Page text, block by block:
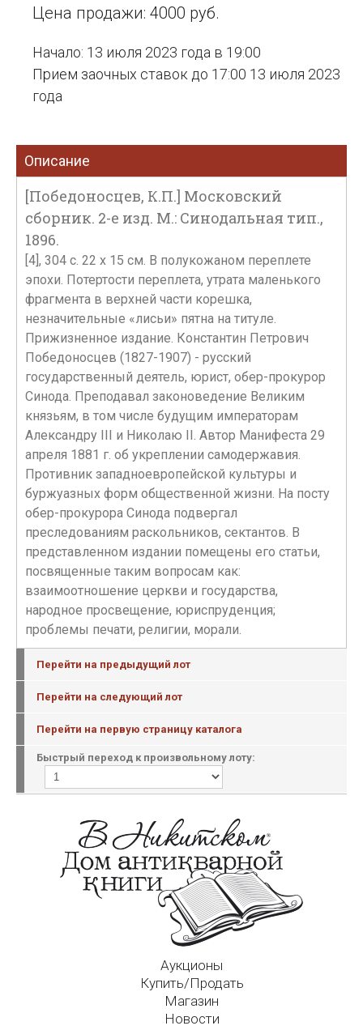
Цена продажи: 4000 руб.
Начало: 13 июля 2023 года в 19:00
Прием заочных ставок до 17:00 13 июля 2023
года
Описание
[Победоносцев, К.П.] Московский
сборник. 2-е изд. М.: Синодальная тип.,
1896.
[4], 304 с. 22 х 15 см. В полукожаном переплете
эпохи. Потертости переплета, утрата маленького
фрагмента в верхней части корешка,
незначительные «лисьи» пятна на титуле.
Прижизненное издание. Константин Петрович
Победоносцев (1827-1907) - русский
государственный деятель, юрист, обер-прокурор
Синода. Преподавал законоведение Великим
князьям, в том числе будущим императорам
Александру III и Николаю II. Автор Манифеста 29
апреля 1881 г. об укреплении самодержавия.
Противник западноевропейской культуры и
буржуазных форм общественной жизни. На посту
обер-прокурора Синода подвергал
преследованиям раскольников, сектантов. В
представленном издании помещены его статьи,
посвященные таким вопросам как:
взаимоотношение церкви и государства,
народное просвещение, юриспруденция;
проблемы печати, религии, морали.
Перейти на предыдущий лот
Перейти на следующий лот
Перейти на первую страницу каталога
Быстрый переход к произвольному лоту:
Аукционы
Купить/Продать
Магазин
Новости